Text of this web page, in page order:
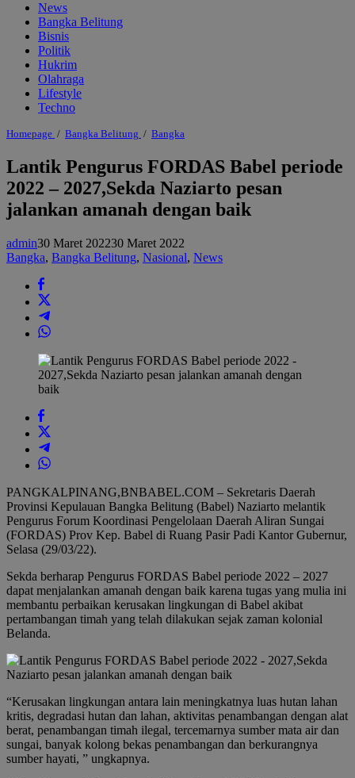
News
Bangka Belitung
Bisnis
Politik
Hukrim
Olahraga
Lifestyle
Techno
Homepage / Bangka Belitung / Bangka
FORDAS
Babel
periode
2022
-
2027,Sekda
jalankan
Lantik Pengurus FORDAS Babel periode
2022 – 2027,Sekda Naziarto pesan
jalankan amanah dengan baik
admin30 Maret 202230 Maret 2022
Bangka, Bangka Belitung, Nasional, News
PANGKALPINANG,BNBABEL.COM – Sekretaris Daerah
Provinsi Kepulauan Bangka Belitung (Babel) Naziarto melantik
Pengurus Forum Koordinasi Pengelolaan Daerah Aliran Sungai
(FORDAS) Prov Kep. Babel di Ruang Pasir Padi Kantor Gubernur,
Selasa (29/03/22).
Sekda berharap Pengurus FORDAS Babel periode 2022 – 2027
dapat menjalankan amanah dengan baik karena tugas yang mulia ini
membantu perbaikan kerusakan lingkungan di Babel akibat
pertambangan timah yang telah dilakukan sejak zaman kolonial
Belanda.
“Kerusakan lingkungan antara lain meningkatnya luas hutan lahan
kritis, degradasi hutan dan lahan, aktivitas penambangan dengan alat
berat, penambangan timah ilegal, tercemarnya sumber mata air dan
sungai, banyak kolong bekas penambangan dan berkurangnya
sumber hayati, ” ungkapnya.